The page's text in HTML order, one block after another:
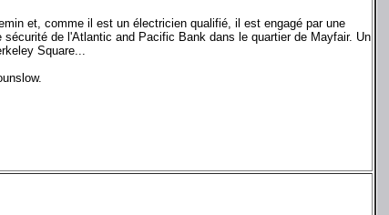
et, comme il est un électricien qualifié, il est engagé par une
de l'Atlantic and Pacific Bank dans le quartier de Mayfair. Un
Square...